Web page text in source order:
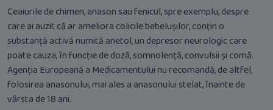
Ceaiurile de chimen, anason sau fenicul, spre exemplu, despre
care ai auzit că ar ameliora colicile bebelușilor, conțin o
substanță activă numită anetol, un depresor neurologic care
poate cauza, în funcție de doză, somnolență, convulsii și comă.
Agenția Europeană a Medicamentului nu recomandă, de altfel,
folosirea anasonului, mai ales a anasonului stelat, înainte de
vârsta de 18 ani.